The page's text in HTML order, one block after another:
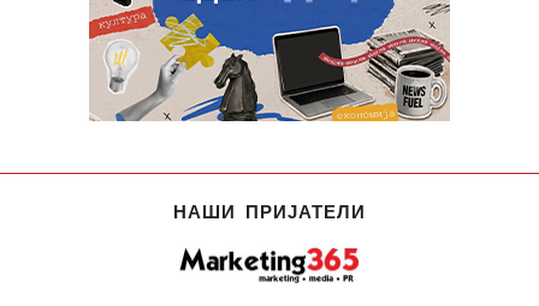
НАШИ ПРИЈАТЕЛИ